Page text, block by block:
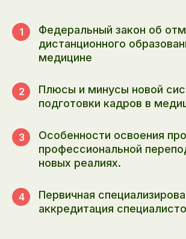
1
Федеральный закон об
дистанционного
медицине
2
Плюсы и минусы новой
подготовки кадров в
3
Особенности освоения
профессиональной
новых реалиях.
4
Первичная
аккредитация